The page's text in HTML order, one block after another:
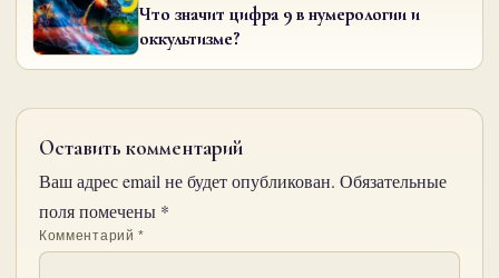
Что значит цифра 9 в нумерологии и
оккультизме?
Оставить комментарий
Ваш адрес email не будет опубликован. Обязательные
поля помечены *
Комментарий*